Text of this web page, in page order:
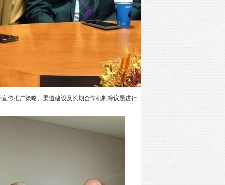
传推广策略、渠道建设及长期合作机制等议题进行